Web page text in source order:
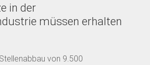
in der
müssen erhalten
von 9.500